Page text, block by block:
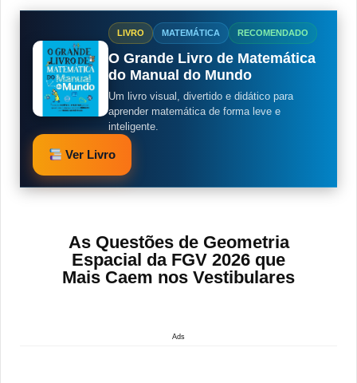
LIVRO MATEMÁTICA RECOMENDADO
O Grande Livro de Matemática
do Manual do Mundo
Um livro visual, divertido e didático para
aprender matemática de forma leve e
inteligente.
Ver Livro
As Questões de Geometria
Espacial da FGV 2026 que
Mais Caem nos Vestibulares
Ads